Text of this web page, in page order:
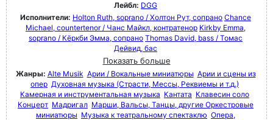
Лейбл: DGG
Исполнители: Holton Ruth, soprano / Холтон Рут, сопрано Chance
Michael, countertenor / Чанс Майкл, контратенор Kirkby Emma,
soprano / Кёркби Эмма, сопрано Thomas David, bass / Томас
Дейвид, бас
Показать больше
Жанры: Alte Musik Арии / Вокальные миниатюры Арии и сцены из
опер Духовная музыка (Страсти, Мессы, Реквиемы и т.д.)
Камерная и инструментальная музыка Кантата Клавесин соло
Концерт Мадригал Марши, Вальсы, Танцы, другие Оркестровые
миниатюры Музыка к театральному спектаклю Опера,